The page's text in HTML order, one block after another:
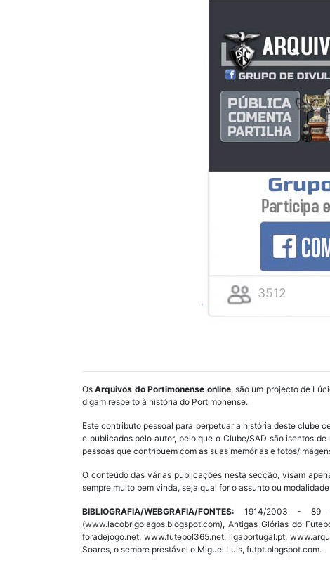
3512
OsArquivos do Portimonense online, são um projecto de
digam respeito à história do Portimonense.
Este contributo pessoal para perpetuar a história deste clube
e publicados pelo autor, pelo que o Clube/SAD são isentos
pessoas que contribuem com as suas memórias e fotos/
O conteúdo das várias publicações nesta secção, visam
sempre muito bem vinda, seja qual for o assunto ou
BIBLIOGRAFIA/WEBGRAFIA/FONTES: 1914/2003 - 89
(www.lacobrigolagos.blogspot.com), Antigas Glórias do
foradejogo.net, www.futebol365.net, ligaportugal.pt,
Soares, o sempre prestável o Miguel Luis, futpt.blogspot.com.